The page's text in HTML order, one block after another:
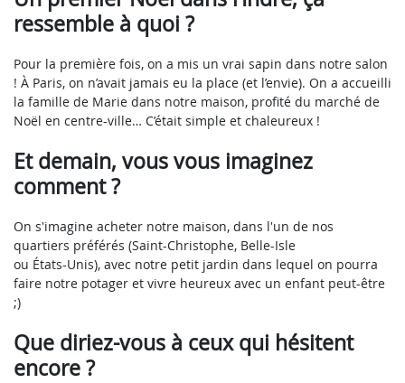
ressemble à quoi ?
Pour la première fois, on a mis un vrai sapin dans notre salon
! À Paris, on n’avait jamais eu la place (et l’envie). On a accueilli
la famille de Marie dans notre maison, profité du marché de
Noël en centre-ville… C’était simple et chaleureux !
Et demain, vous vous imaginez
comment ?
On s'imagine acheter notre maison, dans l'un de nos
quartiers préférés (Saint-Christophe, Belle-Isle
ou États-Unis), avec notre petit jardin dans lequel on pourra
faire notre potager et vivre heureux avec un enfant peut-être
;)
Que diriez-vous à ceux qui hésitent
encore ?